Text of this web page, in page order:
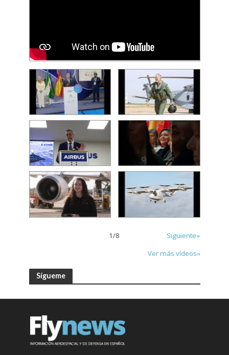
1/8
Siguiente»
Ver más vídeos»
Sígueme